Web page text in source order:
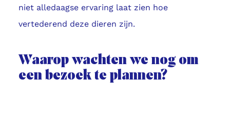
niet alledaagse ervaring laat zien hoe
vertederend deze dieren zijn.
Waarop wachten we nog om
een bezoek te plannen?